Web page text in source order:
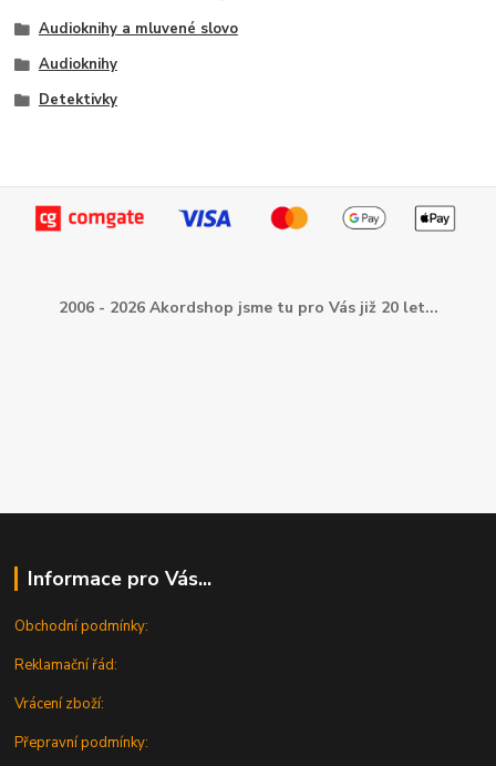
Audioknihy a mluvené slovo
Audioknihy
Detektivky
2006 - 2026 Akordshop jsme tu pro Vás již 20 let...
Informace pro Vás...
Obchodní podmínky:
Reklamační řád:
Vrácení zboží:
Přepravní podmínky: